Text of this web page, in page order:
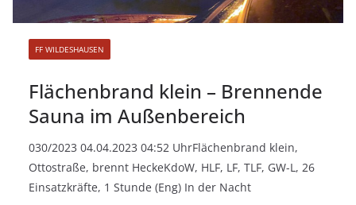
FF WILDESHAUSEN
Flächenbrand klein – Brennende
Sauna im Außenbereich
030/2023 04.04.2023 04:52 UhrFlächenbrand klein,
Ottostraße, brennt HeckeKdoW, HLF, LF, TLF, GW-L, 26
Einsatzkräfte, 1 Stunde (Eng) In der Nacht